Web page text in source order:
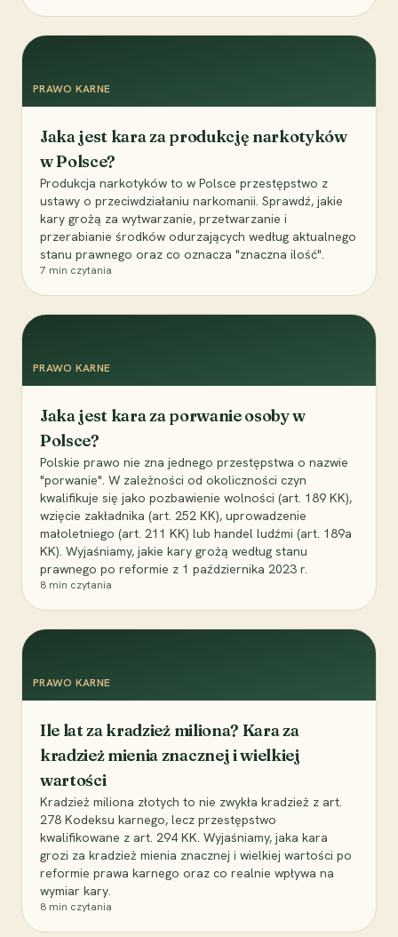
PRAWO KARNE
Jaka jest kara za produkcję narkotyków
w Polsce?
Produkcja narkotyków to w Polsce przestępstwo z
ustawy o przeciwdziałaniu narkomanii. Sprawdź, jakie
kary grożą za wytwarzanie, przetwarzanie i
przerabianie środków odurzających według aktualnego
stanu prawnego oraz co oznacza "znaczna ilość".
7 min czytania
PRAWO KARNE
Jaka jest kara za porwanie osoby w
Polsce?
Polskie prawo nie zna jednego przestępstwa o nazwie
"porwanie". W zależności od okoliczności czyn
kwalifikuje się jako pozbawienie wolności (art. 189 KK),
wzięcie zakładnika (art. 252 KK), uprowadzenie
małoletniego (art. 211 KK) lub handel ludźmi (art. 189a
KK). Wyjaśniamy, jakie kary grożą według stanu
prawnego po reformie z 1 października 2023 r.
8 min czytania
PRAWO KARNE
Ile lat za kradzież miliona? Kara za
kradzież mienia znacznej i wielkiej
wartości
Kradzież miliona złotych to nie zwykła kradzież z art.
278 Kodeksu karnego, lecz przestępstwo
kwalifikowane z art. 294 KK. Wyjaśniamy, jaka kara
grozi za kradzież mienia znacznej i wielkiej wartości po
reformie prawa karnego oraz co realnie wpływa na
wymiar kary.
8 min czytania